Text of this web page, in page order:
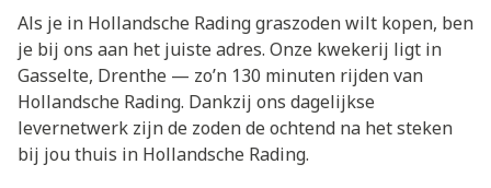
Als je in Hollandsche Rading graszoden wilt kopen, ben
je bij ons aan het juiste adres. Onze kwekerij ligt in
Gasselte, Drenthe — zo’n 130 minuten rijden van
Hollandsche Rading. Dankzij ons dagelijkse
levernetwerk zijn de zoden de ochtend na het steken
bij jou thuis in Hollandsche Rading.